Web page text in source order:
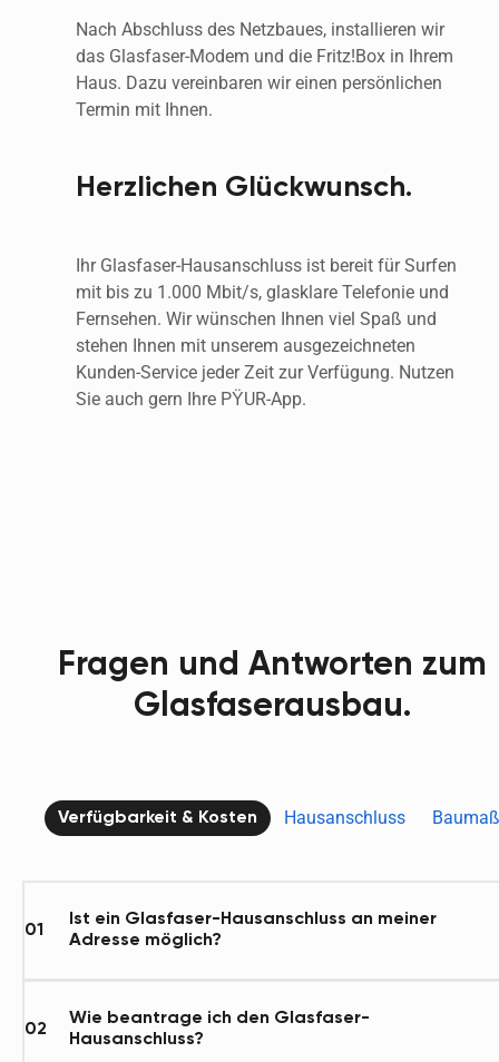
Nach Abschluss des Netzbaues, installieren wir
das Glasfaser-Modem und die Fritz!Box in Ihrem
Haus. Dazu vereinbaren wir einen persönlichen
Termin mit Ihnen.
Herzlichen Glückwunsch.
Ihr Glasfaser-Hausanschluss ist bereit für Surfen
mit bis zu 1.000 Mbit/s, glasklare Telefonie und
Fernsehen. Wir wünschen Ihnen viel Spaß und
stehen Ihnen mit unserem ausgezeichneten
Kunden-Service jeder Zeit zur Verfügung. Nutzen
Sie auch gern Ihre PŸUR-App.
Fragen und Antworten zum
Glasfaserausbau.
Verfügbarkeit & Kosten Hausanschluss
01
Ist ein Glasfaser-Hausanschluss an meiner
Adresse möglich?
02
Wie beantrage ich den Glasfaser-
Hausanschluss?